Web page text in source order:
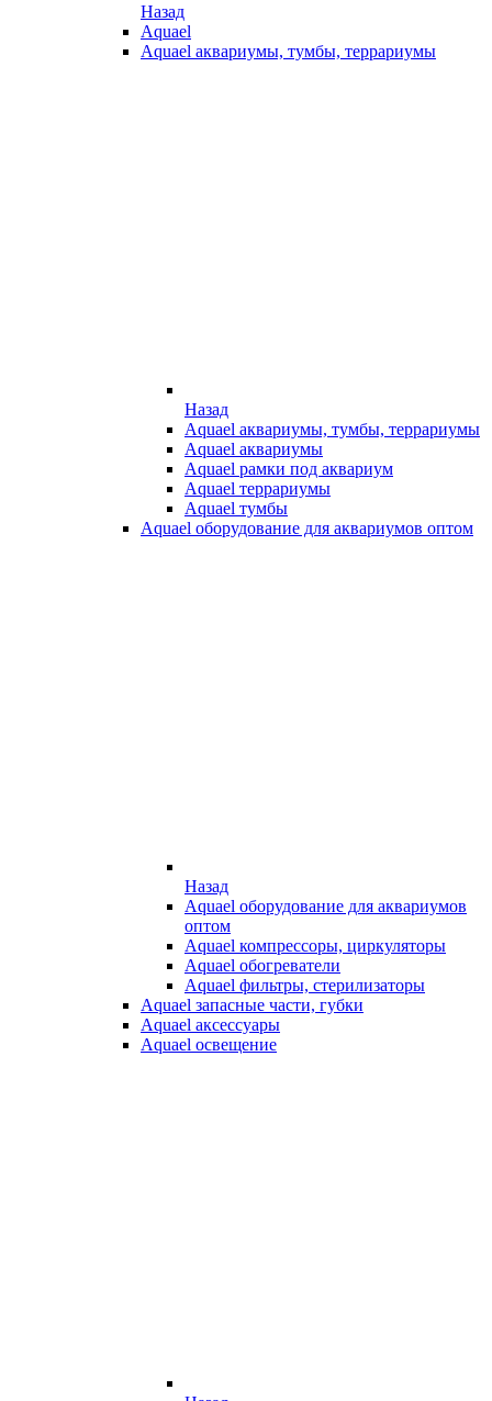
Назад
Aquael
Aquael аквариумы, тумбы, террариумы
Назад
Aquael аквариумы, тумбы, террариумы
Aquael аквариумы
Aquael рамки под аквариум
Aquael террариумы
Aquael тумбы
Aquael оборудование для аквариумов оптом
Назад
Aquael оборудование для аквариумов
оптом
Aquael компрессоры, циркуляторы
Aquael обогреватели
Aquael фильтры, стерилизаторы
Aquael запасные части, губки
Aquael аксессуары
Aquael освещение